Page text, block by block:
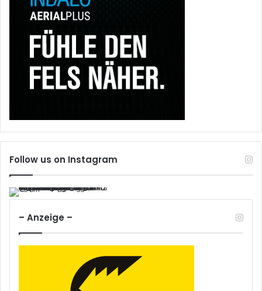
Follow us on Instagram
– Anzeige –